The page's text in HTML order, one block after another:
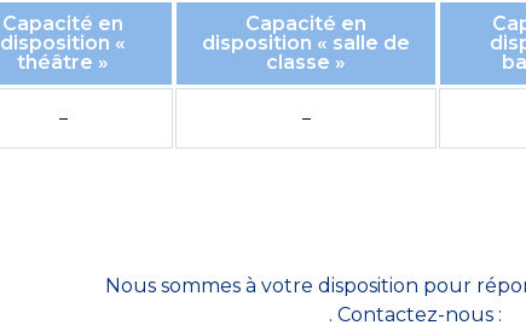
Capacité en
disposition «
théâtre »
Capacité en
disposition « salle de
classe »
– –
Nous sommes à votre disposition pour
. Contactez-nous :